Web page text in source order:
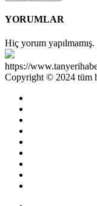
YORUMLAR
Hiç yorum yapılmamış.
https://
Copyright © 2024 tüm